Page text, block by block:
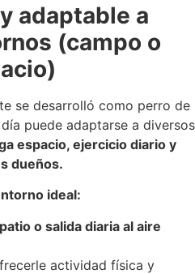
adaptable a
(campo o
se desarrolló como perro de
puede adaptarse a diversos
espacio, ejercicio diario y
dueños.
ideal:
o salida diaria al aire
actividad física y